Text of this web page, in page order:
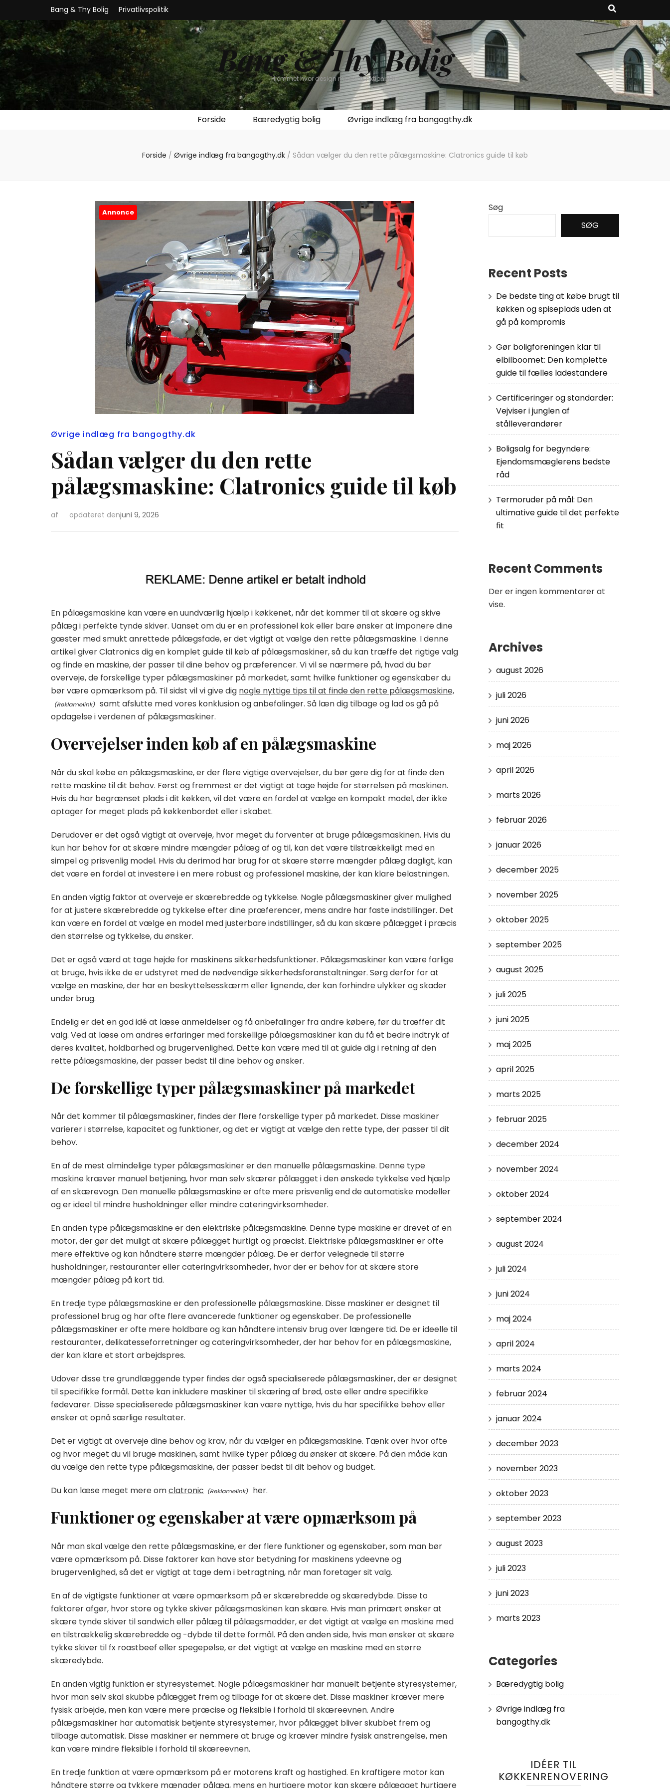
Bang & Thy Bolig Privatlivspolitik
Bang & Thy Bolig
Hjemmet hvor design møder funktionalitet
Forside Bæredygtig bolig Øvrige indlæg fra bangogthy.dk
Forside / Øvrige indlæg fra bangogthy.dk / Sådan vælger du den rette pålægsmaskine: Clatronics guide til køb
Annonce
Øvrige indlæg fra bangogthy.dk
Sådan vælger du den rette
pålægsmaskine: Clatronics guide til køb
af opdateret denjuni 9, 2026
En pålægsmaskine kan være en uundværlig hjælp i køkkenet, når det kommer til at skære og skive
pålæg i perfekte tynde skiver. Uanset om du er en professionel kok eller bare ønsker at imponere dine
gæster med smukt anrettede pålægsfade, er det vigtigt at vælge den rette pålægsmaskine. I denne
artikel giver Clatronics dig en komplet guide til køb af pålægsmaskiner, så du kan træffe det rigtige valg
og finde en maskine, der passer til dine behov og præferencer. Vi vil se nærmere på, hvad du bør
overveje, de forskellige typer pålægsmaskiner på markedet, samt hvilke funktioner og egenskaber du
bør være opmærksom på. Til sidst vil vi give dig nogle nyttige tips til at finde den rette pålægsmaskine,
samt afslutte med vores konklusion og anbefalinger. Så læn dig tilbage og lad os gå på
opdagelse i verdenen af pålægsmaskiner.
Overvejelser inden køb af en pålægsmaskine
Når du skal købe en pålægsmaskine, er der flere vigtige overvejelser, du bør gøre dig for at finde den
rette maskine til dit behov. Først og fremmest er det vigtigt at tage højde for størrelsen på maskinen.
Hvis du har begrænset plads i dit køkken, vil det være en fordel at vælge en kompakt model, der ikke
optager for meget plads på køkkenbordet eller i skabet.
Derudover er det også vigtigt at overveje, hvor meget du forventer at bruge pålægsmaskinen. Hvis du
kun har behov for at skære mindre mængder pålæg af og til, kan det være tilstrækkeligt med en
simpel og prisvenlig model. Hvis du derimod har brug for at skære større mængder pålæg dagligt, kan
det være en fordel at investere i en mere robust og professionel maskine, der kan klare belastningen.
En anden vigtig faktor at overveje er skærebredde og tykkelse. Nogle pålægsmaskiner giver mulighed
for at justere skærebredde og tykkelse efter dine præferencer, mens andre har faste indstillinger. Det
kan være en fordel at vælge en model med justerbare indstillinger, så du kan skære pålægget i præcis
den størrelse og tykkelse, du ønsker.
Det er også værd at tage højde for maskinens sikkerhedsfunktioner. Pålægsmaskiner kan være farlige
at bruge, hvis ikke de er udstyret med de nødvendige sikkerhedsforanstaltninger. Sørg derfor for at
vælge en maskine, der har en beskyttelsesskærm eller lignende, der kan forhindre ulykker og skader
under brug.
Endelig er det en god idé at læse anmeldelser og få anbefalinger fra andre købere, før du træffer dit
valg. Ved at læse om andres erfaringer med forskellige pålægsmaskiner kan du få et bedre indtryk af
deres kvalitet, holdbarhed og brugervenlighed. Dette kan være med til at guide dig i retning af den
rette pålægsmaskine, der passer bedst til dine behov og ønsker.
De forskellige typer pålægsmaskiner på markedet
Når det kommer til pålægsmaskiner, findes der flere forskellige typer på markedet. Disse maskiner
varierer i størrelse, kapacitet og funktioner, og det er vigtigt at vælge den rette type, der passer til dit
behov.
En af de mest almindelige typer pålægsmaskiner er den manuelle pålægsmaskine. Denne type
maskine kræver manuel betjening, hvor man selv skærer pålægget i den ønskede tykkelse ved hjælp
af en skærevogn. Den manuelle pålægsmaskine er ofte mere prisvenlig end de automatiske modeller
og er ideel til mindre husholdninger eller mindre cateringvirksomheder.
En anden type pålægsmaskine er den elektriske pålægsmaskine. Denne type maskine er drevet af en
motor, der gør det muligt at skære pålægget hurtigt og præcist. Elektriske pålægsmaskiner er ofte
mere effektive og kan håndtere større mængder pålæg. De er derfor velegnede til større
husholdninger, restauranter eller cateringvirksomheder, hvor der er behov for at skære store
mængder pålæg på kort tid.
En tredje type pålægsmaskine er den professionelle pålægsmaskine. Disse maskiner er designet til
professionel brug og har ofte flere avancerede funktioner og egenskaber. De professionelle
pålægsmaskiner er ofte mere holdbare og kan håndtere intensiv brug over længere tid. De er ideelle til
restauranter, delikatesseforretninger og cateringvirksomheder, der har behov for en pålægsmaskine,
der kan klare et stort arbejdspres.
Udover disse tre grundlæggende typer findes der også specialiserede pålægsmaskiner, der er designet
til specifikke formål. Dette kan inkludere maskiner til skæring af brød, oste eller andre specifikke
fødevarer. Disse specialiserede pålægsmaskiner kan være nyttige, hvis du har specifikke behov eller
ønsker at opnå særlige resultater.
Det er vigtigt at overveje dine behov og krav, når du vælger en pålægsmaskine. Tænk over hvor ofte
og hvor meget du vil bruge maskinen, samt hvilke typer pålæg du ønsker at skære. På den måde kan
du vælge den rette type pålægsmaskine, der passer bedst til dit behov og budget.
Du kan læse meget mere omclatronic her.
Funktioner og egenskaber at være opmærksom på
Når man skal vælge den rette pålægsmaskine, er der flere funktioner og egenskaber, som man bør
være opmærksom på. Disse faktorer kan have stor betydning for maskinens ydeevne og
brugervenlighed, så det er vigtigt at tage dem i betragtning, når man foretager sit valg.
En af de vigtigste funktioner at være opmærksom på er skærebredde og skæredybde. Disse to
faktorer afgør, hvor store og tykke skiver pålægsmaskinen kan skære. Hvis man primært ønsker at
skære tynde skiver til sandwich eller pålæg til pålægsmadder, er det vigtigt at vælge en maskine med
en tilstrækkelig skærebredde og -dybde til dette formål. På den anden side, hvis man ønsker at skære
tykke skiver til fx roastbeef eller spegepølse, er det vigtigt at vælge en maskine med en større
skæredybde.
En anden vigtig funktion er styresystemet. Nogle pålægsmaskiner har manuelt betjente styresystemer,
hvor man selv skal skubbe pålægget frem og tilbage for at skære det. Disse maskiner kræver mere
fysisk arbejde, men kan være mere præcise og fleksible i forhold til skæreevnen. Andre
pålægsmaskiner har automatisk betjente styresystemer, hvor pålægget bliver skubbet frem og
tilbage automatisk. Disse maskiner er nemmere at bruge og kræver mindre fysisk anstrengelse, men
kan være mindre fleksible i forhold til skæreevnen.
En tredje funktion at være opmærksom på er motorens kraft og hastighed. En kraftigere motor kan
håndtere større og tykkere mængder pålæg, mens en hurtigere motor kan skære pålægget hurtigere
Søg
SØG
Recent Posts
De bedste ting at købe brugt til
køkken og spiseplads uden at
gå på kompromis
Gør boligforeningen klar til
elbilboomet: Den komplette
guide til fælles ladestandere
Certificeringer og standarder:
Vejviser i junglen af
stålleverandører
Boligsalg for begyndere:
Ejendomsmæglerens bedste
råd
Termoruder på mål: Den
ultimative guide til det perfekte
fit
Recent Comments
Der er ingen kommentarer at
vise.
Archives
august 2026
juli 2026
juni 2026
maj 2026
april 2026
marts 2026
februar 2026
januar 2026
december 2025
november 2025
oktober 2025
september 2025
august 2025
juli 2025
juni 2025
maj 2025
april 2025
marts 2025
februar 2025
december 2024
november 2024
oktober 2024
september 2024
august 2024
juli 2024
juni 2024
maj 2024
april 2024
marts 2024
februar 2024
januar 2024
december 2023
november 2023
oktober 2023
september 2023
august 2023
juli 2023
juni 2023
marts 2023
Categories
Bæredygtig bolig
Øvrige indlæg fra
bangogthy.dk
IDÉER TIL
KØKKENRENOVERING